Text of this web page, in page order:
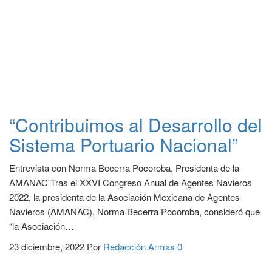
“Contribuimos al Desarrollo del
Sistema Portuario Nacional”
Entrevista con Norma Becerra Pocoroba, Presidenta de la
AMANAC Tras el XXVI Congreso Anual de Agentes Navieros
2022, la presidenta de la Asociación Mexicana de Agentes
Navieros (AMANAC), Norma Becerra Pocoroba, consideró que
“la Asociación…
23 diciembre, 2022 Por Redacción Armas 0